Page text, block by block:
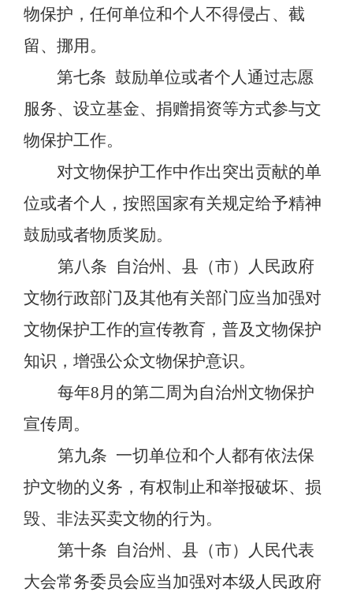
物保护，任何单位和个人不得侵占、截
留、挪用。
第七条 鼓励单位或者个人通过志愿
服务、设立基金、捐赠捐资等方式参与文
物保护工作。
对文物保护工作中作出突出贡献的单
位或者个人，按照国家有关规定给予精神
鼓励或者物质奖励。
第八条
自治州、县（市）人民政府
文物行政部门及其他有关部门应当加强对
文物保护工作的宣传教育，普及文物保护
知识，增强公众文物保护意识。
每年8月的第二周为自治州文物保护
宣传周。
第九条 一切单位和个人都有依法保
护文物的义务，有权制止和举报破坏、损
毁、非法买卖文物的行为。
第十条
自治州、县（市）人民代表
大会常务委员会应当加强对本级人民政府